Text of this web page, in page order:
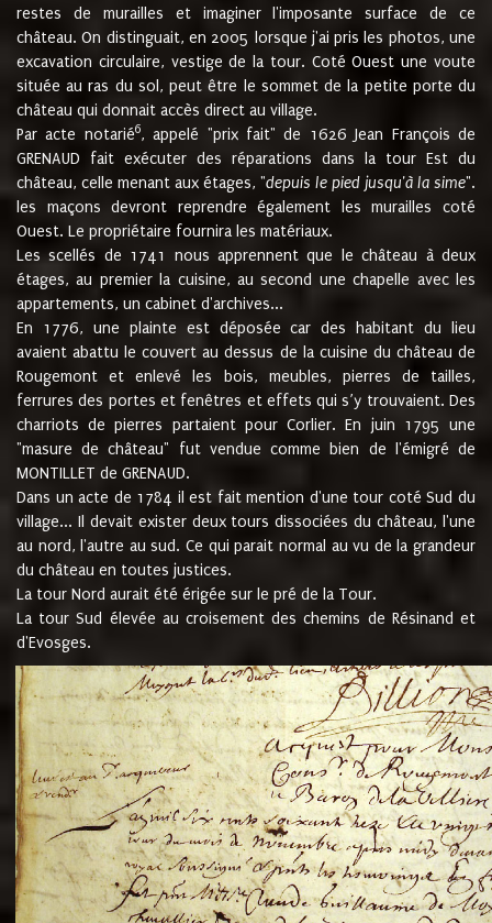
restes de murailles et imaginer l'imposante surface de ce
château. On distinguait, en 2005 lorsque j'ai pris les photos, une
excavation circulaire, vestige de la tour. Coté Ouest une voute
située au ras du sol, peut être le sommet de la petite porte du
château qui donnait accès direct au village.
Par acte notarié6, appelé "prix fait" de 1626 Jean François de
GRENAUD fait exécuter des réparations dans la tour Est du
château, celle menant aux étages, "depuis le pied jusqu'à la sime".
les maçons devront reprendre également les murailles coté
Ouest. Le propriétaire fournira les matériaux.
Les scellés de 1741 nous apprennent que le château à deux
étages, au premier la cuisine, au second une chapelle avec les
appartements, un cabinet d'archives...
En 1776, une plainte est déposée car des habitant du lieu
avaient abattu le couvert au dessus de la cuisine du château de
Rougemont et enlevé les bois, meubles, pierres de tailles,
ferrures des portes et fenêtres et effets qui s’y trouvaient. Des
charriots de pierres partaient pour Corlier. En juin 1795 une
"masure de château" fut vendue comme bien de l'émigré de
MONTILLET de GRENAUD.
Dans un acte de 1784 il est fait mention d'une tour coté Sud du
village... Il devait exister deux tours dissociées du château, l'une
au nord, l'autre au sud. Ce qui parait normal au vu de la grandeur
du château en toutes justices.
La tour Nord aurait été érigée sur le pré de la Tour.
La tour Sud élevée au croisement des chemins de Résinand et
d'Evosges.